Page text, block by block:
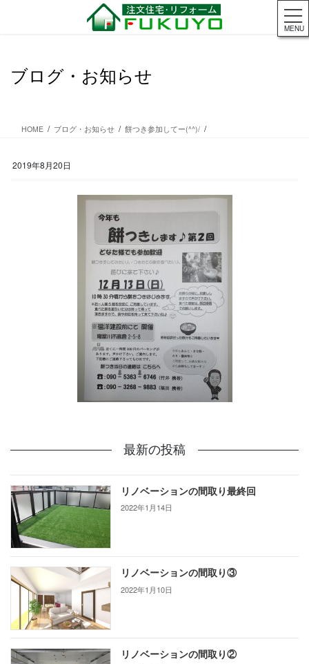
ブログ・お知らせ
HOME ブログ・お知らせ 餅つき参加してー(^^)/
2019年8月20日
最新の投稿
リノベーションの間取り最終回
2022年1月14日
リノベーションの間取り③
2022年1月10日
リノベーションの間取り②
MENU